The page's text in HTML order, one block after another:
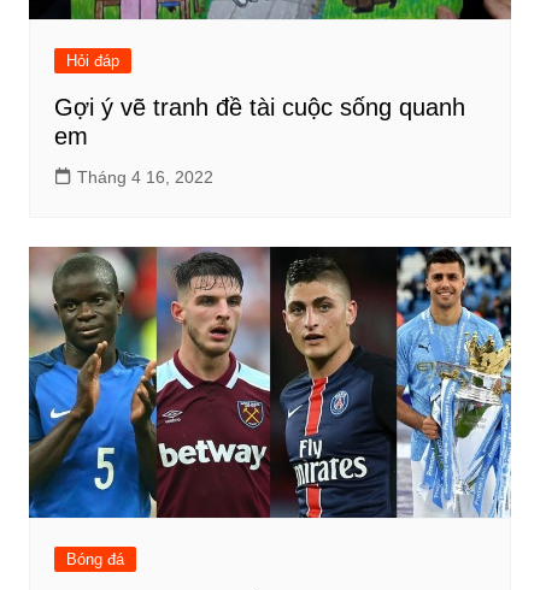
Hỏi đáp
Gợi ý vẽ tranh đề tài cuộc sống quanh
em
Tháng 4 16, 2022
Bóng đá